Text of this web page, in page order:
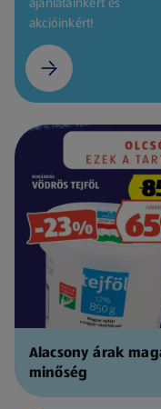
akcióinkért!
Alacsony árak
minőség